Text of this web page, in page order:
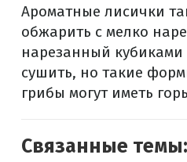
Ароматные лисички
обжарить с мелко
нарезанный кубиками
сушить, но такие
грибы могут иметь
Связанные темы: